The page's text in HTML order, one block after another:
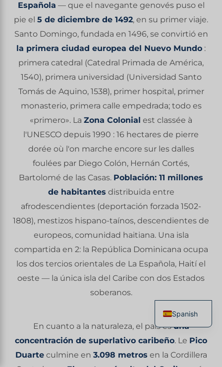
Española — que el navegante genovés puso el
pie el 5 de diciembre de 1492, en su primer viaje.
Santo Domingo, fundada en 1496, se convirtió en
la primera ciudad europea del Nuevo Mundo :
primera catedral (Catedral Primada de América,
1540), primera universidad (Universidad Santo
Tomás de Aquino, 1538), primer hospital, primer
monasterio, primera calle empedrada; todo es
«primero». La Zona Colonial est classée à
l'UNESCO depuis 1990 : 16 hectares de pierre
dorée où l'on marche encore sur les dalles
foulées par Diego Colón, Hernán Cortés,
Bartolomé de las Casas. Población: 11 millones
de habitantes distribuida entre
afrodescendientes (deportación forzada 1502-
1808), mestizos hispano-taínos, descendientes de
europeos, comunidad haitiana. Una isla
compartida en 2: la República Dominicana ocupa
los dos tercios orientales de La Española, Haití el
oeste — la única isla del Caribe con dos Estados
soberanos.
En cuanto a la naturaleza, el país esuna
concentración de superlativo caribeño. Le Pico
Duarteculmine en 3.098 metros en la Cordillera
Spanish
French